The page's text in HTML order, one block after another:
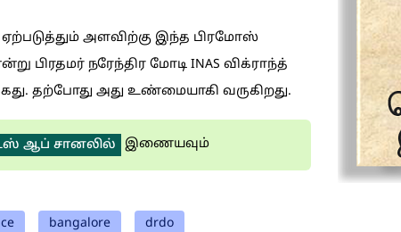
அளவிற்கு இந்த பிரமோஸ்
நரேந்திர மோடி INAS விக்ராந்த்
தற்போது அது உண்மையாகி வருகிறது.
ஆப் சானலில் இணையவும்
bangalore drdo